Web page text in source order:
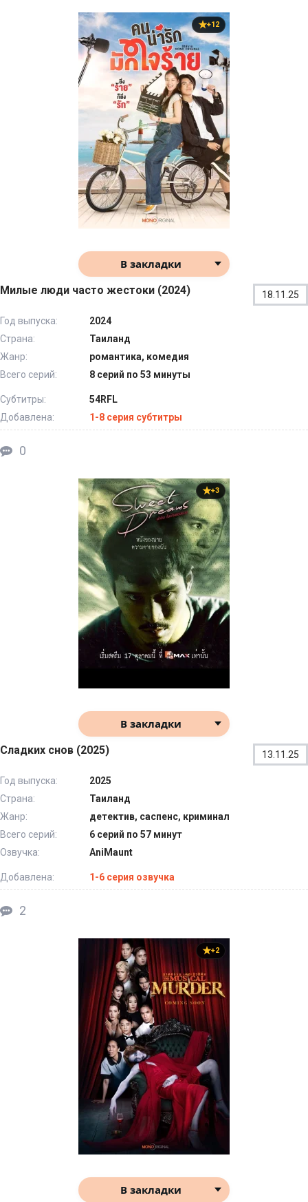
+12
В закладки
Милые люди часто жестоки (2024) 18.11.25
Год выпуска:
2024
Страна:
Таиланд
Жанр:
романтика, комедия
Всего серий:
8 серий по 53 минуты
Субтитры:
54RFL
Добавлена:
1-8 серия субтитры
0
+3
В закладки
Сладких снов (2025) 13.11.25
Год выпуска:
2025
Страна:
Таиланд
Жанр:
детектив, саспенс, криминал
Всего серий:
6 серий по 57 минут
Озвучка:
AniMaunt
Добавлена: 1-6 серия озвучка
2
+2
В закладки